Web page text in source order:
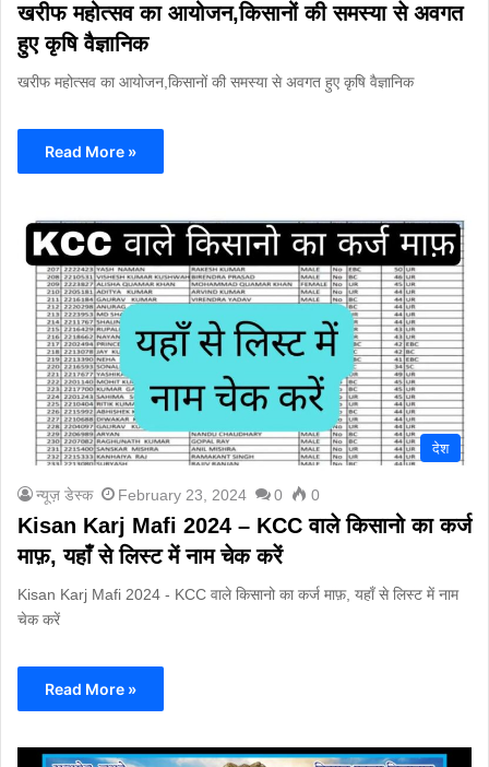
खरीफ महोत्सव का आयोजन,किसानों की समस्या से अवगत
हुए कृषि वैज्ञानिक
खरीफ महोत्सव का आयोजन,किसानों की समस्या से अवगत हुए कृषि वैज्ञानिक
Read More »
देश
न्यूज़ डेस्क February 23, 2024 0 0
Kisan Karj Mafi 2024 – KCC वाले किसानो का कर्ज
माफ़, यहाँ से लिस्ट में नाम चेक करें
Kisan Karj Mafi 2024 - KCC वाले किसानो का कर्ज माफ़, यहाँ से लिस्ट में नाम
चेक करें
Read More »